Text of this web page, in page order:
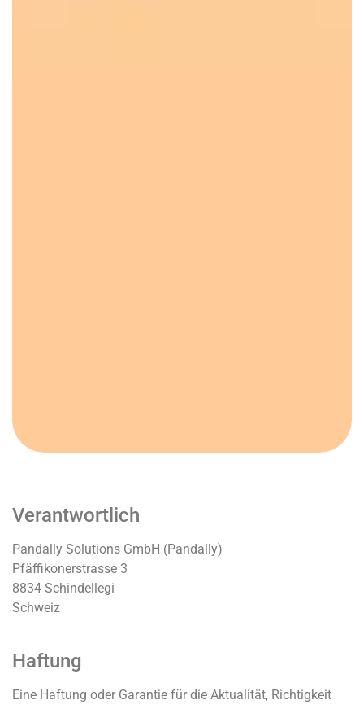
Verantwortlich
Pandally Solutions GmbH (Pandally)
Pfäffikonerstrasse 3
8834 Schindellegi
Schweiz
Haftung
Eine Haftung oder Garantie für die Aktualität, Richtigkeit